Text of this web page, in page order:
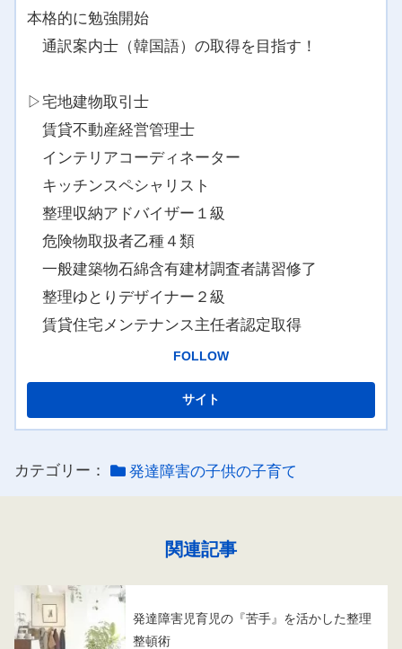
本格的に勉強開始
通訳案内士（韓国語）の取得を目指す！
▷宅地建物取引士
賃貸不動産経営管理士
インテリアコーディネーター
キッチンスペシャリスト
整理収納アドバイザー１級
危険物取扱者乙種４類
一般建築物石綿含有建材調査者講習修了
整理ゆとりデザイナー２級
賃貸住宅メンテナンス主任者認定取得
FOLLOW
カテゴリー： 発達障害の子供の子育て
関連記事
発達障害児育児の『苦手』を活かした整理
整頓術